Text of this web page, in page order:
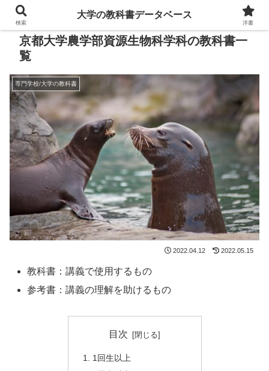
京都大学農学部資源生物科学科の教科書一
覧
専門学校/大学の教科書
2022.04.12 2022.05.15
教科書：講義で使用するもの
参考書：講義の理解を助けるもの
目次
1回生以上
検索
大学の教科書データベース
洋書